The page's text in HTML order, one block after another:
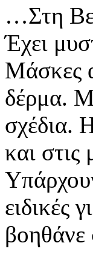
…Στη
Έχει
Μάσκες
δέρμα.
σχέδια.
και
ειδικές
βοηθάνε